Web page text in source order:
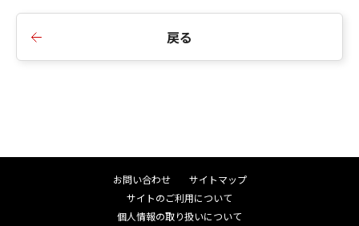
てしまう不具合に対応しました。
11.はがき用紙サイズの出力時間が遅くなる不具合
識しない場合がある不具合に対応しました。
14.マルチリンガル対応の仕様を変更しました。
戻る
お問い合わせ
サイトマップ
サイトのご利用について
個人情報の取り扱いについて